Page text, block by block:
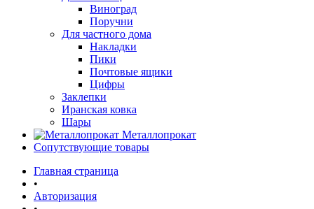
Виноград
Поручни
Для частного дома
Накладки
Пики
Почтовые ящики
Цифры
Заклепки
Иранская ковка
Шары
Металлопрокат
Сопутствующие товары
Главная страница
•
Авторизация